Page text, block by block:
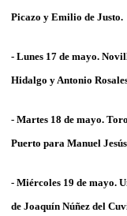
Picazo y Emilio de Justo.
- Lunes 17 de mayo.
Hidalgo y Antonio
- Martes 18 de mayo.
Puerto para Manuel
- Miércoles 19 de mayo.
de Joaquín Núñez del